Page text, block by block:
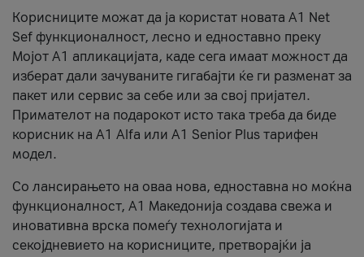
Корисниците можат да ја користат новата А1 Net
Sef функционалност, лесно и едноставно преку
Мојот А1 апликацијата, каде сега имаат можност да
изберат дали зачуваните гигабајти ќе ги разменат за
пакет или сервис за себе или за свој пријател.
Примателот на подарокот исто така треба да биде
корисник на А1 Alfa или A1 Senior Plus тарифен
модел.
Со лансирањето на оваа нова, едноставна но моќна
функционалност, А1 Македонија создава свежа и
иновативна врска помеѓу технологијата и
секојдневието на корисниците, претворајќи ја